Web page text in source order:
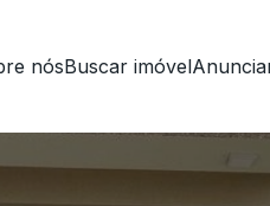
nósBuscar imóvel